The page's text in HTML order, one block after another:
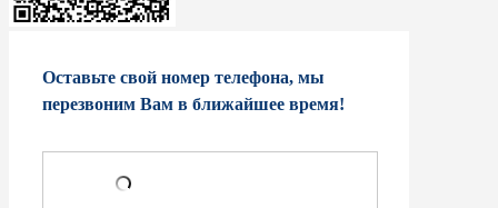
Оставьте свой номер телефона, мы
перезвоним Вам в ближайшее время!